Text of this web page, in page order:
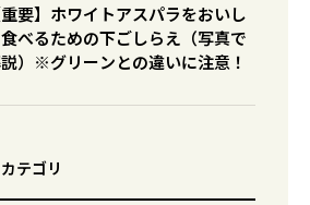
重要】ホワイトアスパラをおいし
べるための下ごしらえ（写真で
）※グリーンとの違いに注意！
カテゴリ